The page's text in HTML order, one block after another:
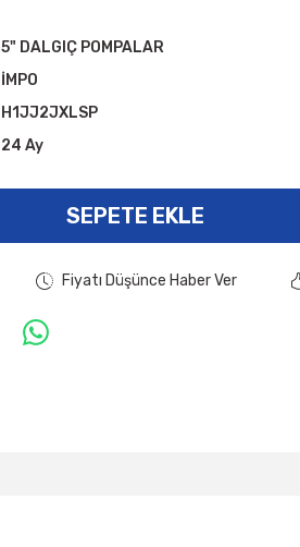
5" DALGIÇ POMPALAR
İMPO
H1JJ2JXLSP
24 Ay
SEPETE EKLE
Fiyatı Düşünce Haber Ver